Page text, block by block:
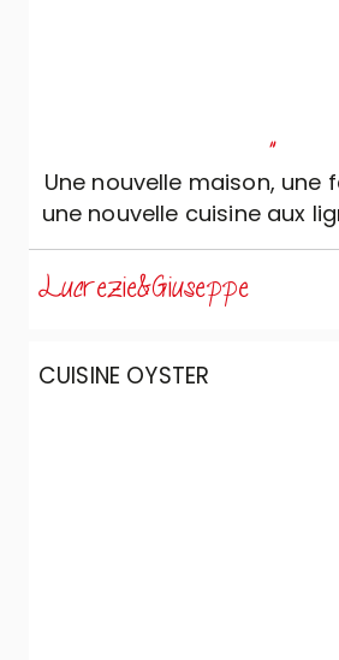
"
Une nouvelle maison, une
une nouvelle cuisine aux
minimales, aux
naturelles.
élégant prêt à accueillir
Lucrezie&Giuseppe
CUISINE OYSTER